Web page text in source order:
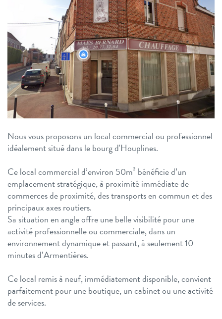
Nous vous proposons un local commercial ou professionnel
idéalement situé dans le bourg d'Houplines.
Ce local commercial d’environ 50m² bénéficie d’un
emplacement stratégique, à proximité immédiate de
commerces de proximité, des transports en commun et des
principaux axes routiers.
Sa situation en angle offre une belle visibilité pour une
activité professionnelle ou commerciale, dans un
environnement dynamique et passant, à seulement 10
minutes d’Armentières.
Ce local remis à neuf, immédiatement disponible, convient
parfaitement pour une boutique, un cabinet ou une activité
de services.